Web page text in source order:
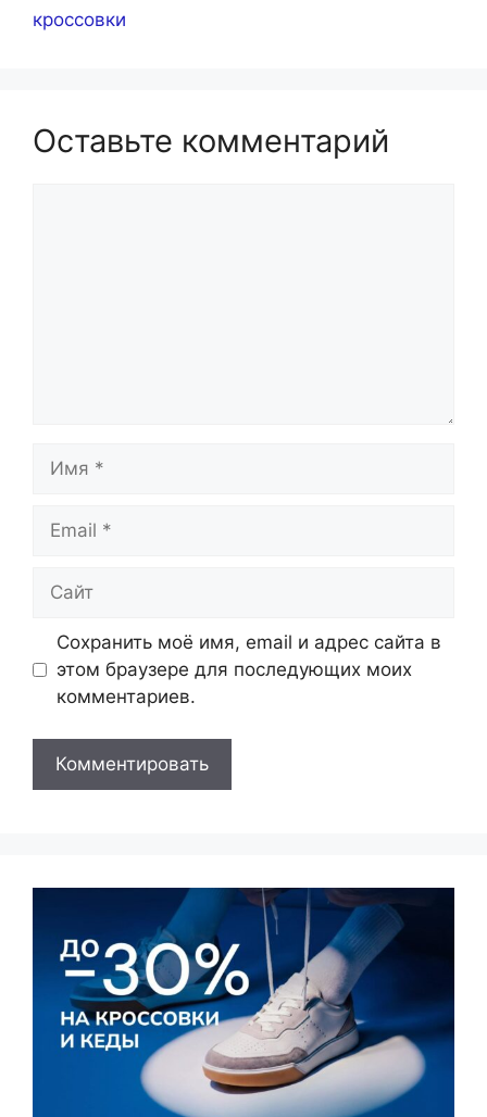
кроссовки
Оставьте комментарий
Имя
Email
Сайт
Сохранить моё имя, email и адрес сайта в
этом браузере для последующих моих
комментариев.